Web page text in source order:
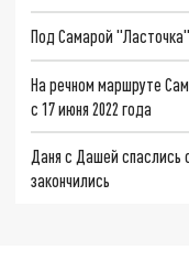
Под Самарой
На речном маршруте
с 17 июня 2022 года
Даня с Дашей спаслись
закончились